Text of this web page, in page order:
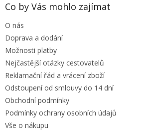
Co by Vás mohlo zajímat
O nás
Doprava a dodání
Možnosti platby
Nejčastější otázky cestovatelů
Reklamační řád a vrácení zboží
Odstoupení od smlouvy do 14 dní
Obchodní podmínky
Podmínky ochrany osobních údajů
Vše o nákupu